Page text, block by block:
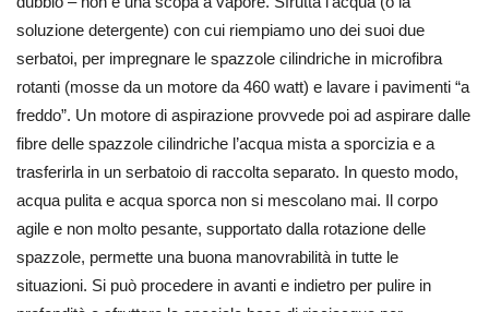
soluzione detergente) con cui riempiamo uno dei suoi due
serbatoi, per impregnare le spazzole cilindriche in microfibra
rotanti (mosse da un motore da 460 watt) e lavare i pavimenti “a
freddo”. Un motore di aspirazione provvede poi ad aspirare dalle
fibre delle spazzole cilindriche l’acqua mista a sporcizia e a
trasferirla in un serbatoio di raccolta separato. In questo modo,
acqua pulita e acqua sporca non si mescolano mai. Il corpo
agile e non molto pesante, supportato dalla rotazione delle
spazzole, permette una buona manovrabilità in tutte le
situazioni. Si può procedere in avanti e indietro per pulire in